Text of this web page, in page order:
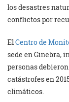
los desastres
conflictos por
ElCentro de
sede en Ginebra,
personas
catástrofes en
climáticos.